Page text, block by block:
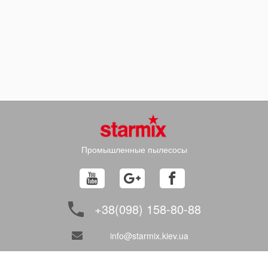
Промышленные пылесосы
+38(098) 158-80-88
info@starmix.kiev.ua